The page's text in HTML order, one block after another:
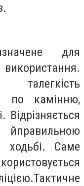
для
талегкість
по камінню,
Відрізняється
йправильною
ходьбі. Саме
Тактичне